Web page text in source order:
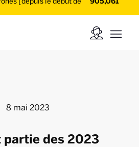
8 mai 2023
des 2023